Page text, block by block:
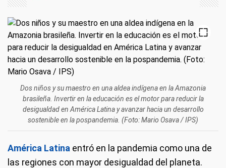
Dos niños y su maestro en una aldea indígena en la Amazonia
brasileña. Invertir en la educación es el motor para reducir la
desigualdad en América Latina y avanzar hacia un desarrollo
sostenible en la pospandemia. (Foto: Mario Osava / IPS)
América Latina entró en la pandemia como una de
las regiones con mayor desigualdad del planeta.